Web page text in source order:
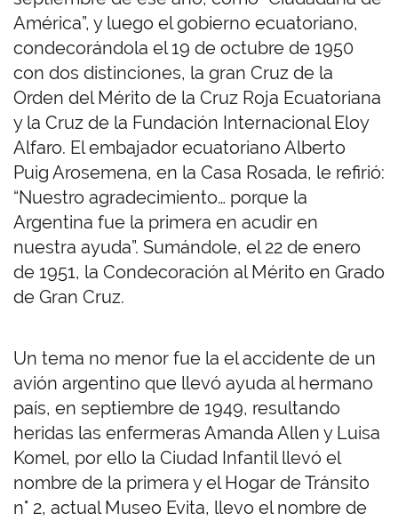
América”, y luego el gobierno ecuatoriano,
condecorándola el 19 de octubre de 1950
con dos distinciones, la gran Cruz de la
Orden del Mérito de la Cruz Roja Ecuatoriana
y la Cruz de la Fundación Internacional Eloy
Alfaro. El embajador ecuatoriano Alberto
Puig Arosemena, en la Casa Rosada, le refirió:
“Nuestro agradecimiento… porque la
Argentina fue la primera en acudir en
nuestra ayuda”. Sumándole, el 22 de enero
de 1951, la Condecoración al Mérito en Grado
de Gran Cruz.
Un tema no menor fue la el accidente de un
avión argentino que llevó ayuda al hermano
país, en septiembre de 1949, resultando
heridas las enfermeras Amanda Allen y Luisa
Komel, por ello la Ciudad Infantil llevó el
nombre de la primera y el Hogar de Tránsito
n° 2, actual Museo Evita, llevo el nombre de